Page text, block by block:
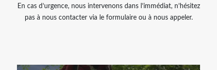
En cas d’urgence, nous intervenons dans l’immédiat, n’hésitez
pas à nous contacter via le formulaire ou à nous appeler.